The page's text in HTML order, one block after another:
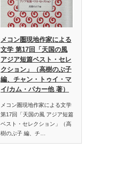
メコン圏現地作家による
文学 第17回「天国の風
アジア短篇ベスト・セレ
クション」（高樹のぶ子
編、チャン・トゥイ・マ
イ/カム・パカー他 著）
メコン圏現地作家による文学
第17回「天国の風 アジア短篇
ベスト・セレクション」（高
樹のぶ子 編、チ…